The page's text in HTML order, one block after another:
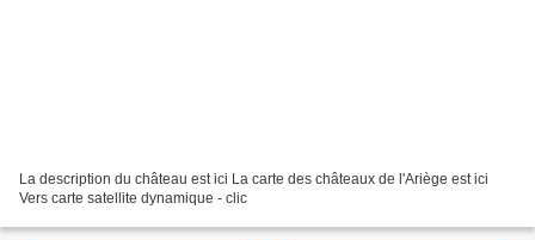
La description du château est ici La carte des châteaux de l'Ariège est ici
Vers carte satellite dynamique - clic